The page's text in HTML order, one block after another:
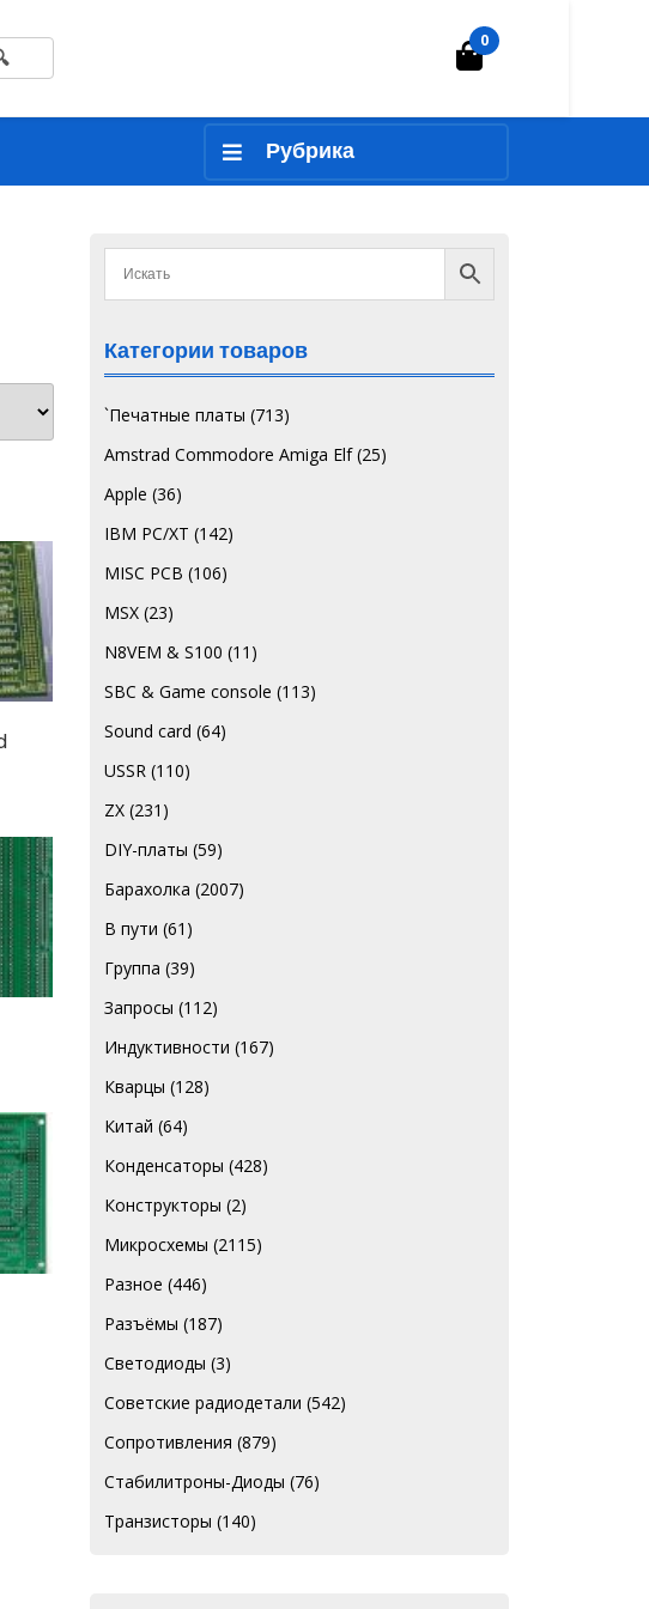
Корзина
0
Рубрика
Категории товаров
`Печатные платы (713)
Amstrad Commodore Amiga Elf(25)
Apple (36)
IBM PC/XT (142)
MISC PCB (106)
MSX (23)
N8VEM & S100 (11)
SBC & Game console (113)
Sound card (64)
USSR (110)
ZX (231)
DIY-платы (59)
Барахолка (2007)
В пути (61)
Группа (39)
Запросы (112)
Индуктивности (167)
Кварцы (128)
Китай (64)
Конденсаторы (428)
Конструкторы (2)
Микросхемы (2115)
Разное (446)
Разъёмы (187)
Светодиоды (3)
Советские радиодетали (542)
Сопротивления (879)
Стабилитроны-Диоды (76)
Транзисторы (140)